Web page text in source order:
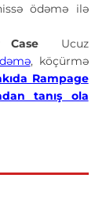
ödəmə ilə
Case Ucuz
, köçürmə
Rampage
tanış ola